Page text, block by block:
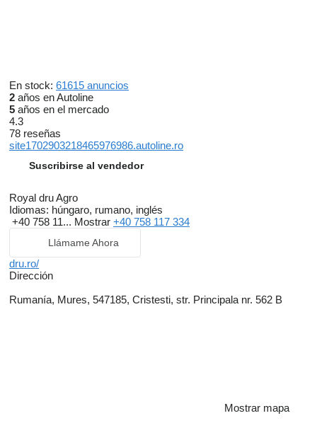
En stock: 61615 anuncios
2 años en Autoline
5 años en el mercado
4.3
78 reseñas
site1702903218465976986.autoline.ro
Suscribirse al vendedor
Royal dru Agro
Idiomas: húngaro, rumano, inglés
+40 758 11... Mostrar +40 758 117 334
Llámame Ahora
dru.ro/
Dirección
Rumanía, Mures, 547185, Cristesti, str. Principala nr. 562 B
Mostrar mapa